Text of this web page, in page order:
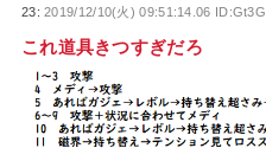
23:2019/12/10(火) 09:51:14.06
これ道具きつすぎだろ